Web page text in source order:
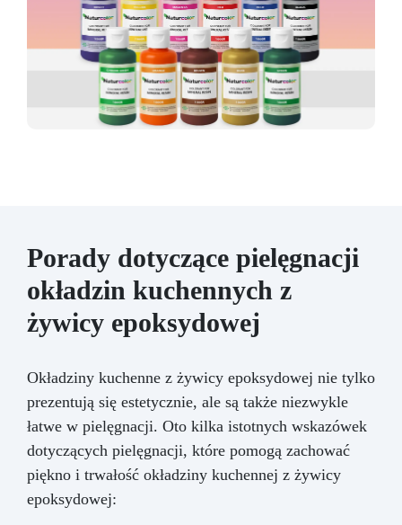
Porady dotyczące pielęgnacji
okładzin kuchennych z
żywicy epoksydowej
Okładziny kuchenne z żywicy epoksydowej nie tylko
prezentują się estetycznie, ale są także niezwykle
łatwe w pielęgnacji. Oto kilka istotnych wskazówek
dotyczących pielęgnacji, które pomogą zachować
piękno i trwałość okładziny kuchennej z żywicy
epoksydowej: